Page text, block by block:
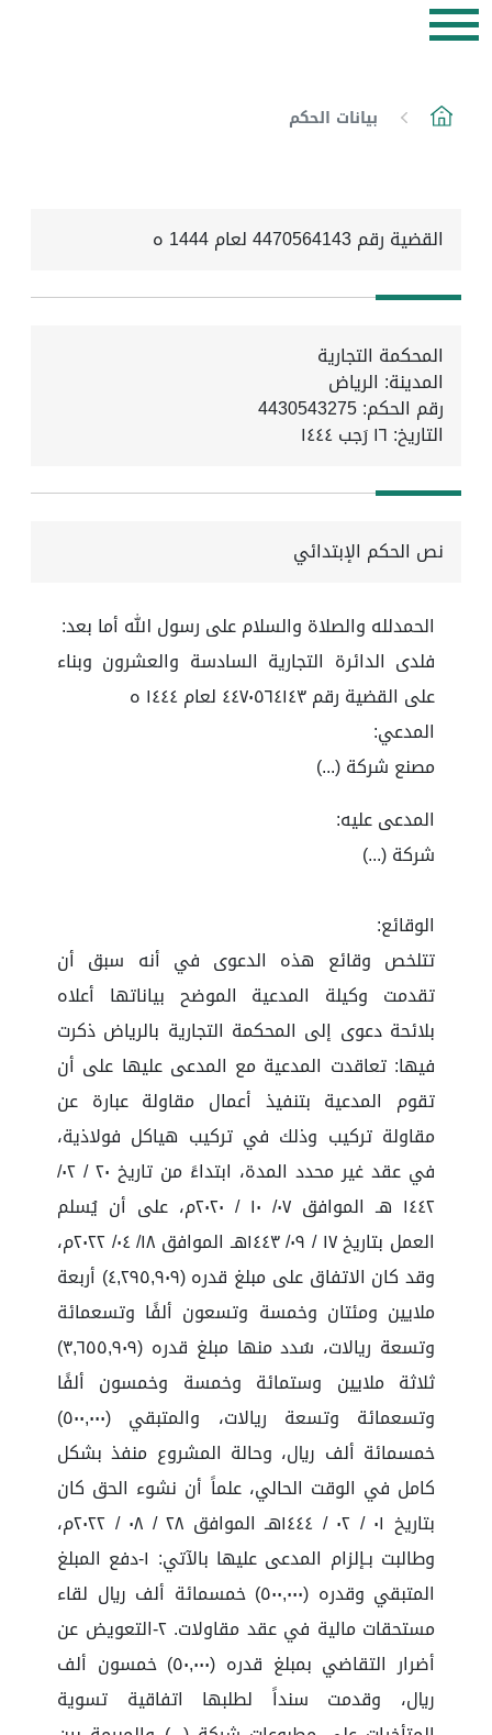
بيانات الحكم
القضية رقم 4470564143 لعام 1444 ه
المحكمة التجارية
المدينة: الرياض
رقم الحكم: 4430543275
التاريخ: ١٦ رَجب ١٤٤٤
نص الحكم الإبتدائي
الحمدلله والصلاة والسلام على رسول الله أما بعد:
فلدى الدائرة التجارية السادسة والعشرون وبناء
على القضية رقم ٤٤٧٠٥٦٤١٤٣ لعام ١٤٤٤ ه
المدعي:
مصنع شركة (...)
المدعى عليه:
شركة (...)
الوقائع:
تتلخص وقائع هذه الدعوى في أنه سبق أن
تقدمت وكيلة المدعية الموضح بياناتها أعلاه
بلائحة دعوى إلى المحكمة التجارية بالرياض ذكرت
فيها: تعاقدت المدعية مع المدعى عليها على أن
تقوم المدعية بتنفيذ أعمال مقاولة عبارة عن
مقاولة تركيب وذلك في تركيب هياكل فولاذية،
في عقد غير محدد المدة، ابتداءً من تاريخ ٢٠ / ٠٢/
١٤٤٢ هـ الموافق ٠٧/ ١٠ / ٢٠٢٠م، على أن يُسلم
العمل بتاريخ ١٧ / ٠٩/ ١٤٤٣هـ الموافق ١٨/ ٠٤/ ٢٠٢٢م،
وقد كان الاتفاق على مبلغ قدره (٤,٢٩٥,٩٠٩) أربعة
ملايين ومئتان وخمسة وتسعون ألفًا وتسعمائة
وتسعة ريالات، سُدد منها مبلغ قدره (٣,٦٥٥,٩٠٩)
ثلاثة ملايين وستمائة وخمسة وخمسون ألفًا
وتسعمائة وتسعة ريالات، والمتبقي (٥٠٠,٠٠٠)
خمسمائة ألف ريال، وحالة المشروع منفذ بشكل
كامل في الوقت الحالي، علماً أن نشوء الحق كان
بتاريخ ٠١ / ٠٢ / ١٤٤٤هـ الموافق ٢٨ / ٠٨ / ٢٠٢٢م،
وطالبت بـإلزام المدعى عليها بالآتي: ١-دفع المبلغ
المتبقي وقدره (٥٠٠,٠٠٠) خمسمائة ألف ريال لقاء
مستحقات مالية في عقد مقاولات. ٢-التعويض عن
أضرار التقاضي بمبلغ قدره (٥٠,٠٠٠) خمسون ألف
ريال، وقدمت سنداً لطلبها اتفاقية تسوية